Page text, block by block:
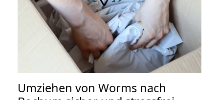
Umziehen von Worms nach